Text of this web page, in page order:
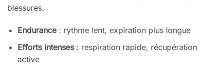
blessures.
Endurance: rythme lent, expiration plus longue
Efforts intenses: respiration rapide, récupération
active